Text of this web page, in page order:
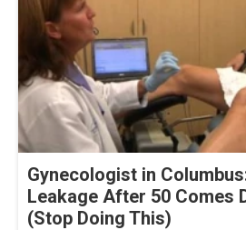
Gynecologist in
Leakage After 50 Comes
(Stop Doing This)